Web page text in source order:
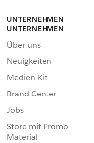
UNTERNEHMEN
UNTERNEHMEN
Über uns
Neuigkeiten
Medien-Kit
Brand Center
Jobs
Store mit Promo-
Material